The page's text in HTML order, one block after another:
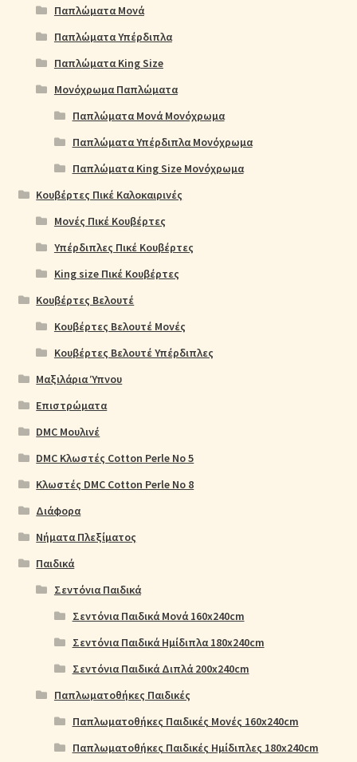
Παπλώματα Μονά
Παπλώματα Υπέρδιπλα
Παπλώματα King Size
Μονόχρωμα Παπλώματα
Παπλώματα Μονά Μονόχρωμα
Παπλώματα Υπέρδιπλα Μονόχρωμα
Παπλώματα King Size Μονόχρωμα
Κουβέρτες Πικέ Καλοκαιρινές
Μονές Πικέ Κουβέρτες
Υπέρδιπλες Πικέ Κουβέρτες
King size Πικέ Κουβέρτες
Κουβέρτες Βελουτέ
Κουβέρτες Βελουτέ Μονές
Κουβέρτες Βελουτέ Υπέρδιπλες
Μαξιλάρια Ύπνου
Επιστρώματα
DMC Μουλινέ
DMC Κλωστές Cotton Perle No 5
Κλωστές DMC Cotton Perle No 8
Διάφορα
Νήματα Πλεξίματος
Παιδικά
Σεντόνια Παιδικά
Σεντόνια Παιδικά Μονά 160x240cm
Σεντόνια Παιδικά Ημίδιπλα 180x240cm
Σεντόνια Παιδικά Διπλά 200x240cm
Παπλωματοθήκες Παιδικές
Παπλωματοθήκες Παιδικές Μονές 160x240cm
Παπλωματοθήκες Παιδικές Ημίδιπλες 180x240cm